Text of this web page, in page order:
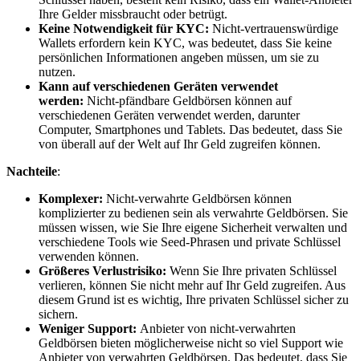
Ihre Gelder missbraucht oder betrügt.
Keine Notwendigkeit für KYC: Nicht-vertrauenswürdige
Wallets erfordern kein KYC, was bedeutet, dass Sie keine
persönlichen Informationen angeben müssen, um sie zu
nutzen.
Kann auf verschiedenen Geräten verwendet
werden: Nicht-pfändbare Geldbörsen können auf
verschiedenen Geräten verwendet werden, darunter
Computer, Smartphones und Tablets. Das bedeutet, dass Sie
von überall auf der Welt auf Ihr Geld zugreifen können.
Nachteile:
Komplexer: Nicht-verwahrte Geldbörsen können
komplizierter zu bedienen sein als verwahrte Geldbörsen. Sie
müssen wissen, wie Sie Ihre eigene Sicherheit verwalten und
verschiedene Tools wie Seed-Phrasen und private Schlüssel
verwenden können.
Größeres Verlustrisiko: Wenn Sie Ihre privaten Schlüssel
verlieren, können Sie nicht mehr auf Ihr Geld zugreifen. Aus
diesem Grund ist es wichtig, Ihre privaten Schlüssel sicher zu
sichern.
Weniger Support: Anbieter von nicht-verwahrten
Geldbörsen bieten möglicherweise nicht so viel Support wie
Anbieter von verwahrten Geldbörsen. Das bedeutet, dass Sie